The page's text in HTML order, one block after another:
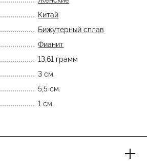
Китай
Бижутерный сплав
Фианит
13,61 грамм
3 см.
5,5 см.
1 см.